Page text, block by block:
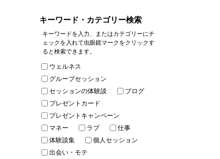
キーワード・カテゴリー検索
キーワードを入力、またはカテゴリーにチ
ェックを入れて虫眼鏡マークをクリックす
ると検索できます。
ウェルネス
グループセッション
セッションの体験談
ブログ
プレゼントカード
プレゼントキャンペーン
マネー
ラブ
仕事
体験談集
個人セッション
出会い・モテ